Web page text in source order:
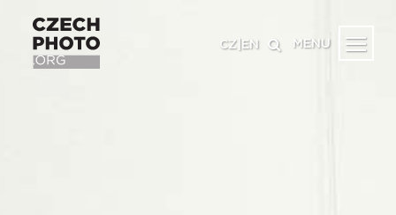
CZ EN MENU